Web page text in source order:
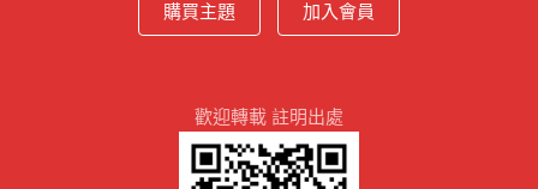
購買主題 加入會員
歡迎轉載 註明出處